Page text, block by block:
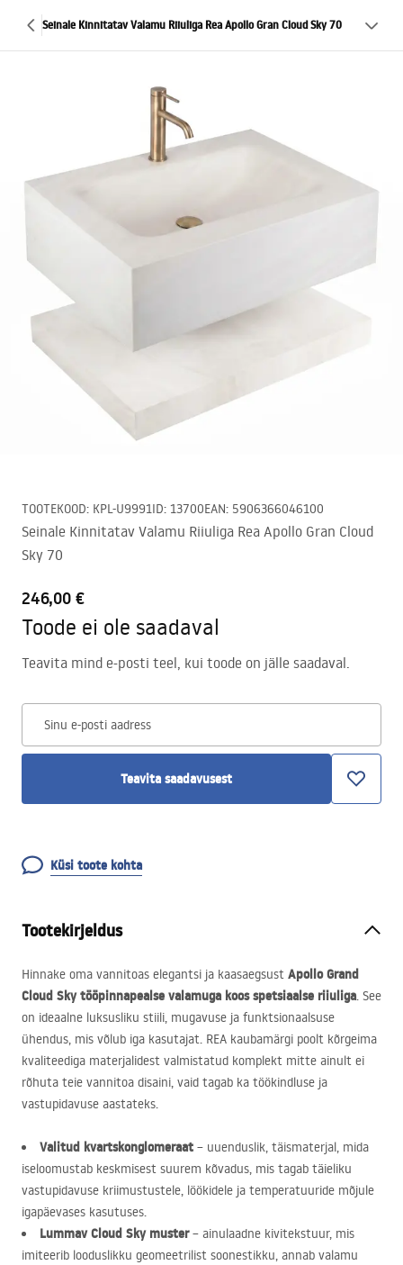
Seinale Kinnitatav Valamu Riiuliga Rea Apollo Gran Cloud Sky 70
TOOTEKOOD: KPL-U9991ID: 13700EAN: 5906366046100
Seinale Kinnitatav Valamu Riiuliga Rea Apollo Gran Cloud
Sky 70
246,00 €
Toode ei ole saadaval
Teavita mind e-posti teel, kui toode on jälle saadaval.
Sinu e-posti aadress
Teavita saadavusest
Küsi toote kohta
Tootekirjeldus
Hinnake oma vannitoas elegantsi ja kaasaegsust Apollo Grand
Cloud Sky tööpinnapealse valamuga koos spetsiaalse riiuliga. See
on ideaalne luksusliku stiili, mugavuse ja funktsionaalsuse
ühendus, mis võlub iga kasutajat. REA kaubamärgi poolt kõrgeima
kvaliteediga materjalidest valmistatud komplekt mitte ainult ei
rõhuta teie vannitoa disaini, vaid tagab ka töökindluse ja
vastupidavuse aastateks.
Valitud kvartskonglomeraat – uuenduslik, täismaterjal, mida
iseloomustab keskmisest suurem kõvadus, mis tagab täieliku
vastupidavuse kriimustustele, löökidele ja temperatuuride mõjule
igapäevases kasutuses.
Lummav Cloud Sky muster– ainulaadne kivitekstuur, mis
imiteerib looduslikku geomeetrilist soonestikku, annab valamu